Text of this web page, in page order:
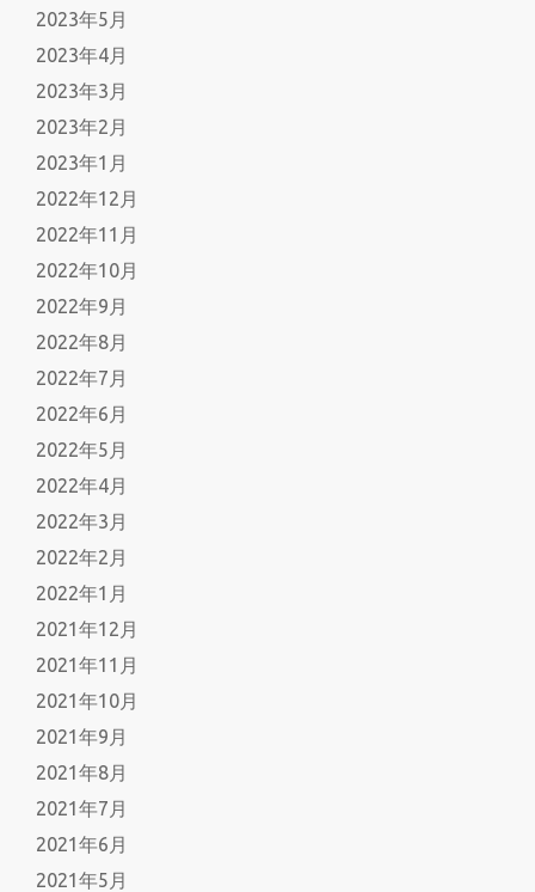
2023年5月
2023年4月
2023年3月
2023年2月
2023年1月
2022年12月
2022年11月
2022年10月
2022年9月
2022年8月
2022年7月
2022年6月
2022年5月
2022年4月
2022年3月
2022年2月
2022年1月
2021年12月
2021年11月
2021年10月
2021年9月
2021年8月
2021年7月
2021年6月
2021年5月